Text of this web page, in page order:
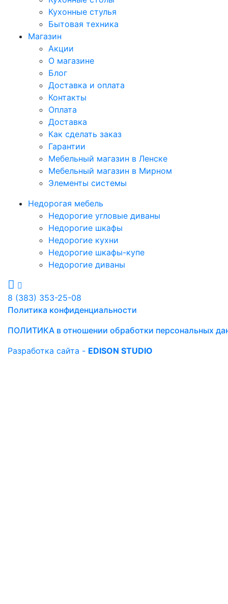
Кухонные стулья
Бытовая техника
Магазин
Акции
О магазине
Блог
Доставка и оплата
Контакты
Оплата
Доставка
Как сделать заказ
Гарантии
Мебельный магазин в Ленске
Мебельный магазин в Мирном
Элементы системы
Недорогая мебель
Недорогие угловые диваны
Недорогие шкафы
Недорогие кухни
Недорогие шкафы-купе
Недорогие диваны
8 (383) 353-25-08
Политика конфиденциальности
ПОЛИТИКА в отношении обработки персональных
Разработка сайта - EDISON STUDIO